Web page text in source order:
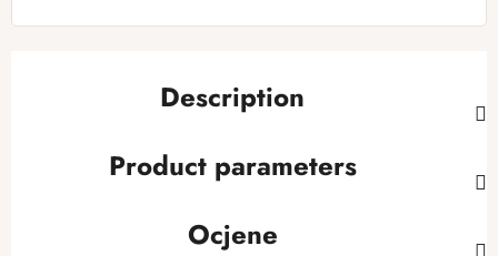
Description
Product parameters
Ocjene